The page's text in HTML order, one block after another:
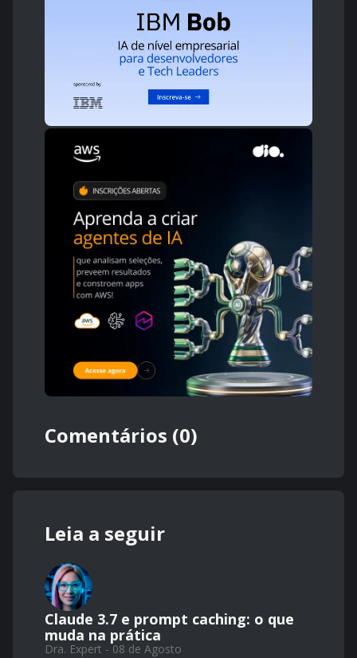
Comentários (0)
Leia a seguir
Claude 3.7 e prompt caching: o que
muda na prática
Dra. Expert - 08 de Agosto